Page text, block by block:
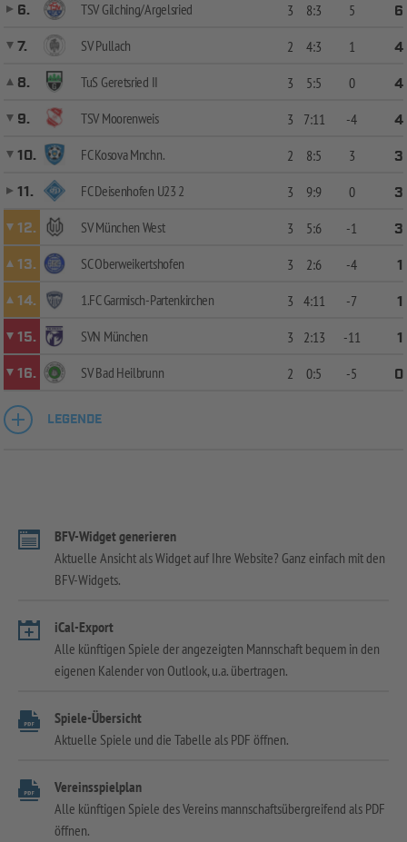
6. TSV Gilching/Argelsried 3 8:3 5
6
7.
SV Pullach 2 4:3 1
4
8.
TuS Geretsried II 3 5:5 0
4
9.
TSV Moorenweis 3 7:11 -4
4
10.
FC Kosova Mnchn. 2 8:5 3
3
11.
FC Deisenhofen U23 2 3 9:9 0
3
12.
SV München West 3 5:6 -1
3
13.
SC Oberweikertshofen 3 2:6 -4
1
14.
1.FC Garmisch-Partenkirchen 3 4:11 -7
1
15.
SVN München 3 2:13 -11
1
16.
SV Bad Heilbrunn 2 0:5 -5 0
LEGENDE
BFV-Widget generieren
Aktuelle Ansicht als Widget auf Ihre Website? Ganz einfach mit den
BFV-Widgets.
iCal-Export
Alle künftigen Spiele der angezeigten Mannschaft bequem in den
eigenen Kalender von Outlook, u.a. übertragen.
Spiele-Übersicht
Aktuelle Spiele und die Tabelle als PDF öffnen.
Vereinsspielplan
Alle künftigen Spiele des Vereins mannschaftsübergreifend als PDF
öffnen.